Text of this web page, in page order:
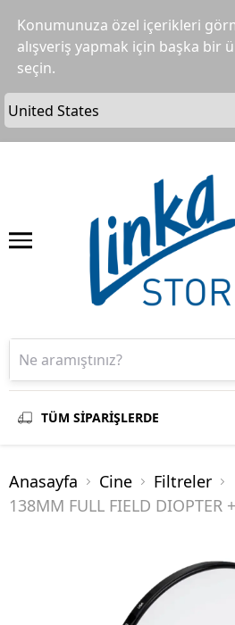
Konumunuza özel içerikleri
alışveriş yapmak için başka bir
seçin.
TÜM SİPARİŞLERDE
Anasayfa Cine
Filtreler
138MM FULL FIELD DIOPTER